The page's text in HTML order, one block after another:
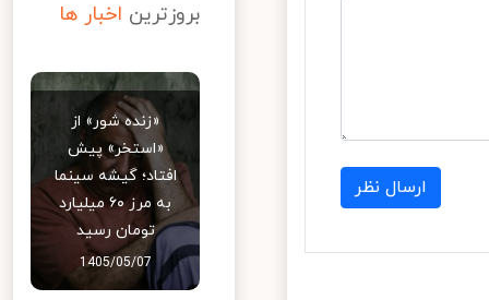
ارسال نظر
بروزترین اخبار ها
«زنده شور» از
«استخر» پیش
افتاد؛ گیشه سینما
به مرز ۶۰ میلیارد
تومان رسید
1405/05/07